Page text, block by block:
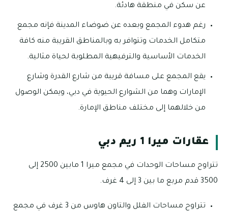
عن سكن في منطقة هادئة.
رغم هدوء المجمع وبعده عن ضوضاء المدينة فإنه مجمع
متكامل الخدمات وتتوافر به وبالمناطق القريبة منه كافة
الخدمات الأساسية والترفيهية المطلوبة لحياة مثالية.
يقع المجمع على مسافة قريبة من شارع القدرة وشارع
الإمارات وهما من الشوارع الحيوية في دبي، ويمكن الوصول
من خلالهما إلى مختلف مناطق الإمارة.
عقارات ميرا 1 ريم دبي
تتراوح مساحات الوحدات في مجمع ميرا 1 مابين 2500 إلى
3500 قدم مربع ما بين 3 إلى 4 غرف.
تتراوح مساحات الفلل والتاون هاوس من 3 غرف في مجمع